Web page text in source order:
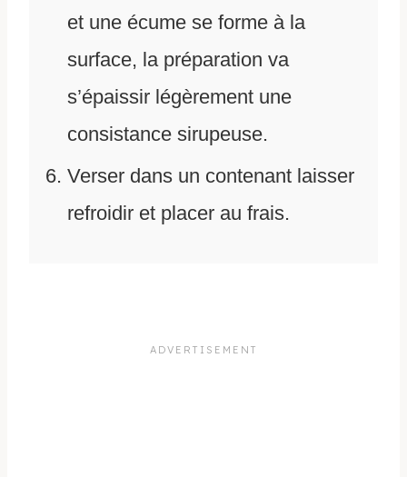
et une écume se forme à la
surface, la préparation va
s’épaissir légèrement une
consistance sirupeuse.
Verser dans un contenant laisser
refroidir et placer au frais.